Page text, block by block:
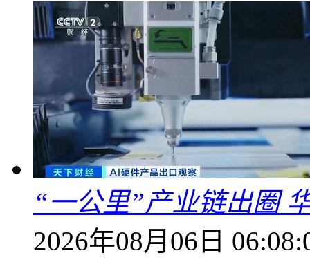
“一公里”产业链出圈
2026年08月06日